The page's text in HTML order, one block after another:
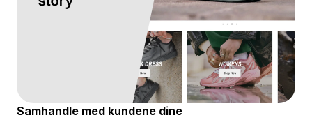
Samhandle med kundene dine